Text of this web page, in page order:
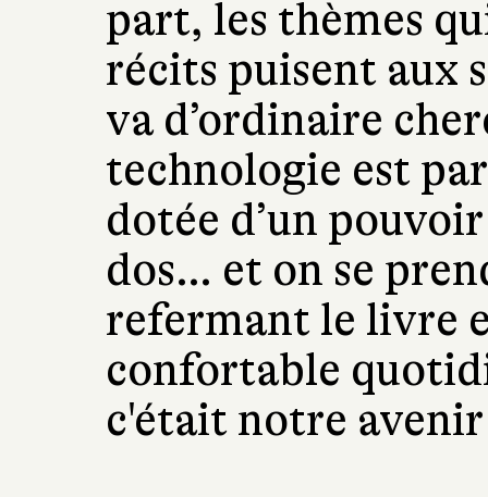
part, les thèmes
récits puisent aux
va d’ordinaire
technologie est
dotée d’un
dos… et on se
refermant le livre
confortable
c'était notre